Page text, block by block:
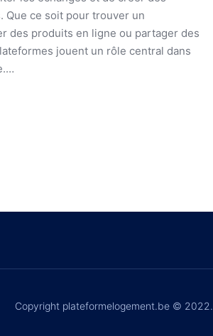
Que ce soit pour trouver un
des produits en ligne ou partager des
jouent un rôle central dans
Copyright plateformelogement.be © 2022.